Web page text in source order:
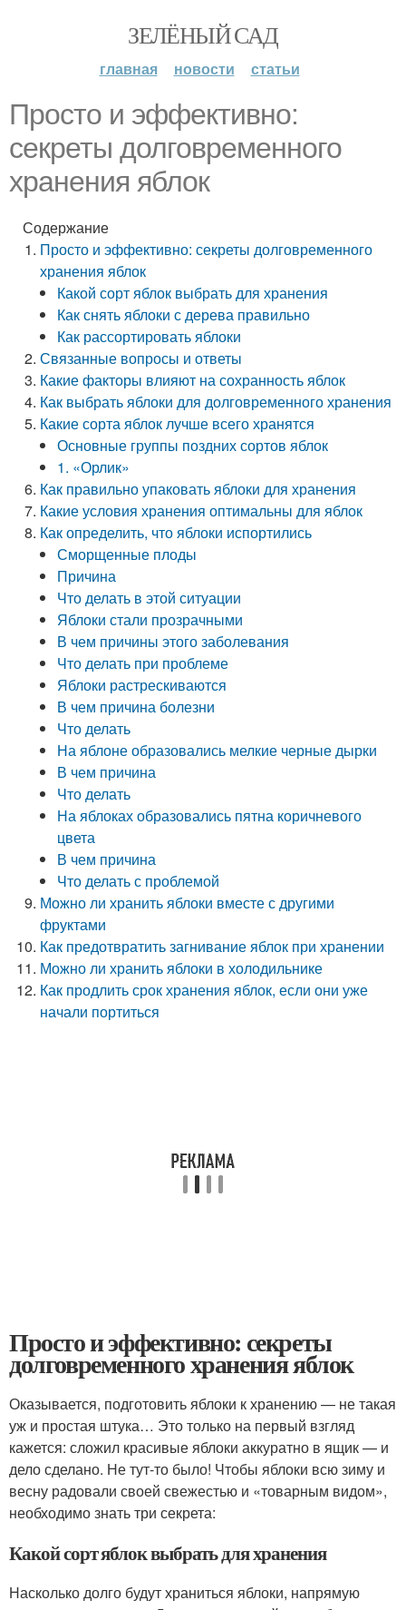
ЗЕЛЁНЫЙ САД
главная новости статьи
Просто и эффективно:
секреты долговременного
хранения яблок
Содержание
Просто и эффективно: секреты долговременного
хранения яблок
Какой сорт яблок выбрать для хранения
Как снять яблоки с дерева правильно
Как рассортировать яблоки
Связанные вопросы и ответы
Какие факторы влияют на сохранность яблок
Как выбрать яблоки для долговременного хранения
Какие сорта яблок лучше всего хранятся
Основные группы поздних сортов яблок
1. «Орлик»
Как правильно упаковать яблоки для хранения
Какие условия хранения оптимальны для яблок
Как определить, что яблоки испортились
Сморщенные плоды
Причина
Что делать в этой ситуации
Яблоки стали прозрачными
В чем причины этого заболевания
Что делать при проблеме
Яблоки растрескиваются
В чем причина болезни
Что делать
На яблоне образовались мелкие черные дырки
В чем причина
Что делать
На яблоках образовались пятна коричневого
цвета
В чем причина
Что делать с проблемой
Можно ли хранить яблоки вместе с другими
фруктами
Как предотвратить загнивание яблок при хранении
Можно ли хранить яблоки в холодильнике
Как продлить срок хранения яблок, если они уже
начали портиться
Просто и эффективно: секреты
долговременного хранения яблок
Оказывается, подготовить яблоки к хранению — не такая
уж и простая штука… Это только на первый взгляд
кажется: сложил красивые яблоки аккуратно в ящик — и
дело сделано. Не тут-то было! Чтобы яблоки всю зиму и
весну радовали своей свежестью и «товарным видом»,
необходимо знать три секрета:
Какой сорт яблок выбрать для хранения
Насколько долго будут храниться яблоки, напрямую